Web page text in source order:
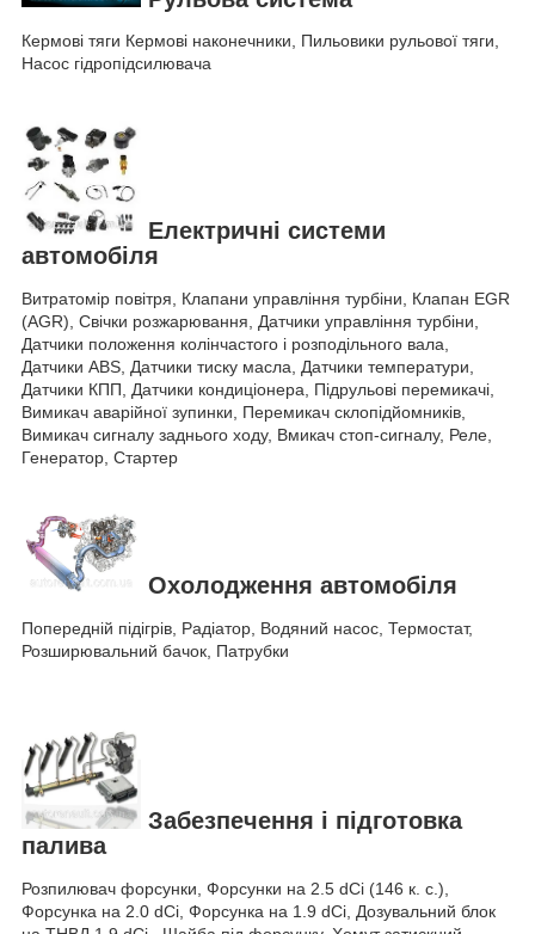
Кермові тяги Кермові наконечники, Пильовики рульової тяги,
Насос гідропідсилювача
Електричні системи
автомобіля
Витратомір повітря, Клапани управління турбіни, Клапан EGR
(AGR), Свічки розжарювання, Датчики управління турбіни,
Датчики положення колінчастого і розподільного вала,
Датчики ABS, Датчики тиску масла, Датчики температури,
Датчики КПП, Датчики кондиціонера, Підрульові перемикачі,
Вимикач аварійної зупинки, Перемикач склопідйомників,
Вимикач сигналу заднього ходу, Вмикач стоп-сигналу, Реле,
Генератор, Стартер
Охолодження автомобіля
Попередній підігрів, Радіатор, Водяний насос, Термостат,
Розширювальний бачок, Патрубки
Забезпечення і підготовка
палива
Розпилювач форсунки, Форсунки на 2.5 dCi (146 к. с.),
Форсунка на 2.0 dCi, Форсунка на 1.9 dCi, Дозувальний блок